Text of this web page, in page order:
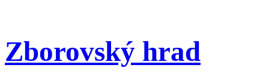
Zborovský hrad